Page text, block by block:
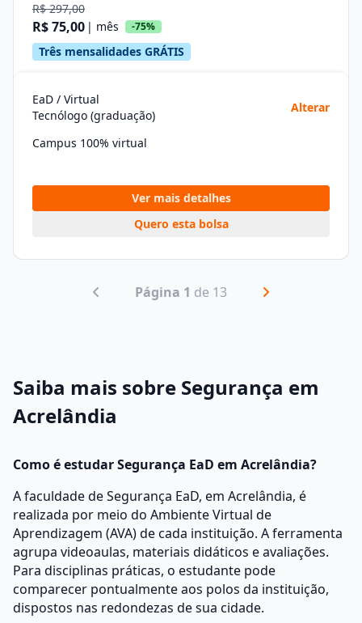
R$ 297,00
R$ 75,00 | mês -75%
Três mensalidades GRÁTIS
EaD / Virtual
Tecnólogo (graduação)
Alterar
Campus 100% virtual
Ver mais detalhes
Quero esta bolsa
Página 1 de 13
Saiba mais sobre Segurança em
Acrelândia
Como é estudar Segurança EaD em Acrelândia?
A faculdade de Segurança EaD, em Acrelândia, é
realizada por meio do Ambiente Virtual de
Aprendizagem (AVA) de cada instituição. A ferramenta
agrupa videoaulas, materiais didáticos e avaliações.
Para disciplinas práticas, o estudante pode
comparecer pontualmente aos polos da instituição,
dispostos nas redondezas de sua cidade.